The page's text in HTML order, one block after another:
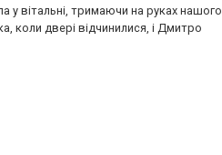
у вітальні, тримаючи на руках нашого
коли двері відчинилися, і Дмитро